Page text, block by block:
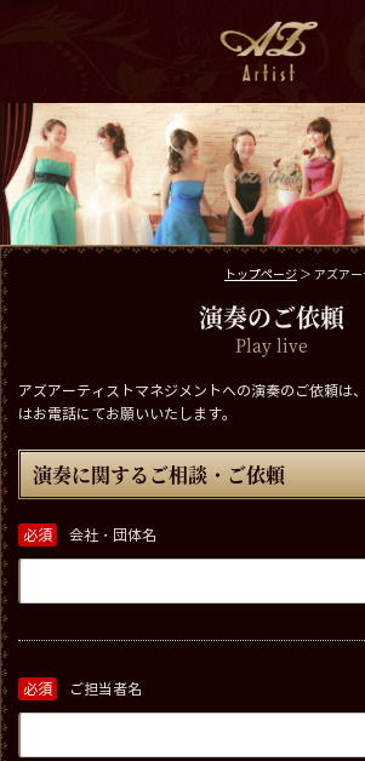
トップページ ＞ アズア
演奏のご依頼
Play live
アズアーティストマネジメントへの演奏のご依頼は
はお電話にてお願いいたします。
演奏に関するご相談・ご依頼
必須 会社・団体名
必須 ご担当者名